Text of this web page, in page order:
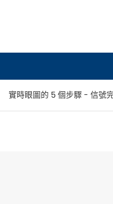
實時眼圖的 5 個步驟 - 信號